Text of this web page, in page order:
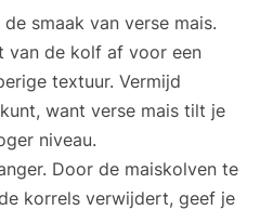
smaak van verse mais.
van de kolf af voor een
textuur. Vermijd
want verse mais tilt je
niveau.
Door de maiskolven te
korrels verwijdert, geef je